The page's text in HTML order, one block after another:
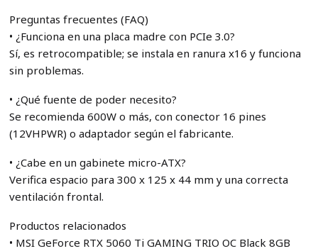
Preguntas frecuentes (FAQ)
• ¿Funciona en una placa madre con PCIe 3.0?
Sí, es retrocompatible; se instala en ranura x16 y funciona
sin problemas.
• ¿Qué fuente de poder necesito?
Se recomienda 600W o más, con conector 16 pines
(12VHPWR) o adaptador según el fabricante.
• ¿Cabe en un gabinete micro-ATX?
Verifica espacio para 300 x 125 x 44 mm y una correcta
ventilación frontal.
Productos relacionados
• MSI GeForce RTX 5060 Ti GAMING TRIO OC Black 8GB